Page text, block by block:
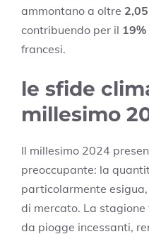
ammontano a oltre
contribuendo per il 19%
francesi.
le sfide
millesimo
Il millesimo 2024
preoccupante: la
particolarmente
di mercato. La
da piogge incessanti,